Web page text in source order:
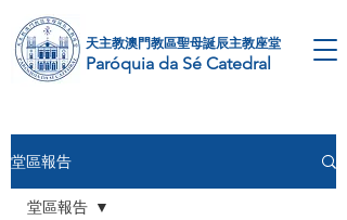
天主教澳門教區​聖母誕辰主教座堂
Paróquia da Sé Catedral
堂區報告
堂區報告